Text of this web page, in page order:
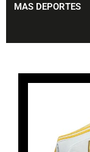
MAS DEPORTES